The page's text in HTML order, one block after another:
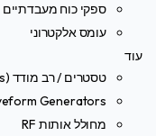
ספקי כוח מעבדתיים
עומס אלקטרוני
עוד
טסטרים / רב מודד (Digital Multimeters)
Generators
מחולל אותות RF